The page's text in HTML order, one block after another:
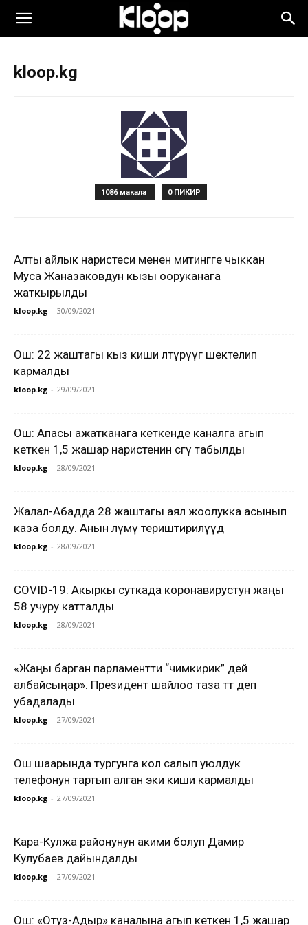
kloop.kg
1086 макала 0 ПИКИР
Алты айлык наристеси менен митингге чыккан
Муса Жаназаковдун кызы ооруканага
жаткырылды
kloop.kg - 30/09/2021
Ош: 22 жаштагы кыз киши өлтүрүүгө шектелип
кармалды
kloop.kg - 29/09/2021
Ош: Апасы ажатканага кеткенде каналга агып
кеткен 1,5 жашар наристенин сөөгү табылды
kloop.kg - 28/09/2021
Жалал-Абадда 28 жаштагы аял жоолукка асынып
каза болду. Анын өлүмү териштирилүүдө
kloop.kg - 28/09/2021
COVID-19: Акыркы суткада коронавирустун жаңы
58 учуру катталды
kloop.kg - 28/09/2021
«Жаңы барган парламентти “чимкирик” дей
албайсыңар». Президент шайлоо таза өтөт деп
убадалады
kloop.kg - 27/09/2021
Ош шаарында тургунга кол салып уюлдук
телефонун тартып алган эки киши кармалды
kloop.kg - 27/09/2021
Кара-Кулжа районунун акими болуп Дамир
Кулубаев дайындалды
kloop.kg - 27/09/2021
Ош: «Отуз-Адыр» каналына агып кеткен 1,5 жашар